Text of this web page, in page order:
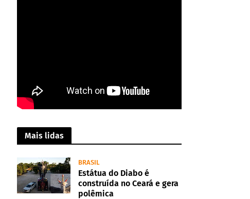
Mais lidas
BRASIL
Estátua do Diabo é
construída no Ceará e gera
polêmica